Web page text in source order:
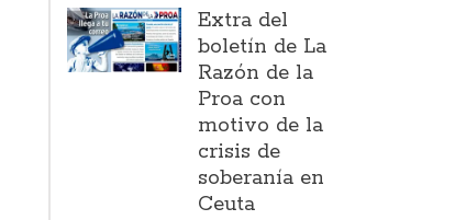
Extra del
boletín de La
Razón de la
Proa con
motivo de la
crisis de
soberanía en
Ceuta